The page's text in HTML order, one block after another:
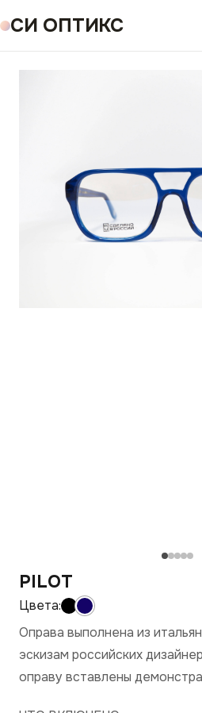
СИ ОПТИКС
PILOT
Оправа выполнена из
эскизам российских
оправу вставлены